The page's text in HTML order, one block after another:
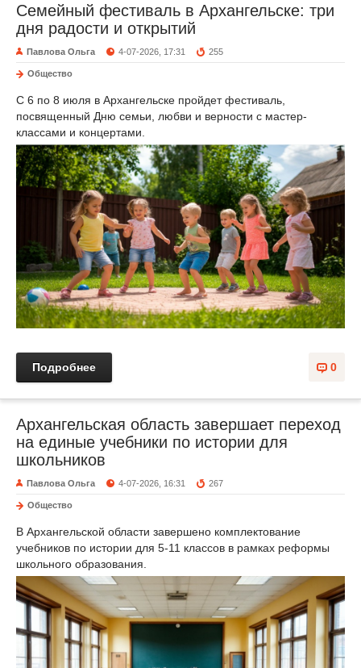
Семейный фестиваль в Архангельске: три
дня радости и открытий
Павлова Ольга 4-07-2026, 17:31 255
Общество
С 6 по 8 июля в Архангельске пройдет фестиваль,
посвященный Дню семьи, любви и верности с мастер-
классами и концертами.
0
Подробнее
Архангельская область завершает переход
на единые учебники по истории для
школьников
Павлова Ольга 4-07-2026, 16:31 267
Общество
В Архангельской области завершено комплектование
учебников по истории для 5-11 классов в рамках реформы
школьного образования.